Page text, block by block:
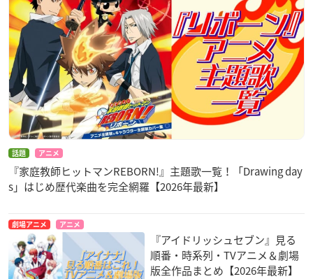
話題 アニメ
『家庭教師ヒットマンREBORN!』主題歌一覧！「Drawing day
s」はじめ歴代楽曲を完全網羅【2026年最新】
劇場アニメ アニメ
『アイドリッシュセブン』見る
順番・時系列・TVアニメ＆劇場
版全作品まとめ【2026年最新】